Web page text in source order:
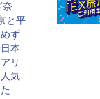
奈
と平
ず
本
リ
気